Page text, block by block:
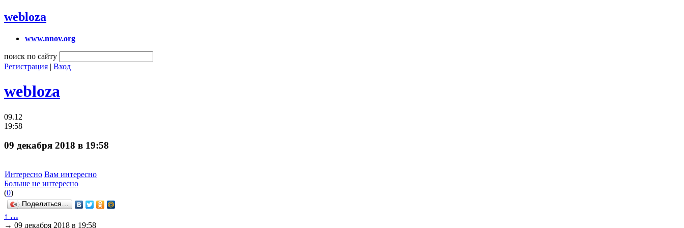
webloza
www.nnov.org
поиск по сайту
Регистрация | Вход
webloza
09.12
19:58
09 декабря 2018 в 19:58
Интересно Вам интересно
Больше не интересно
(0)
Поделиться…
↑ …
→ 09 декабря 2018 в 19:58